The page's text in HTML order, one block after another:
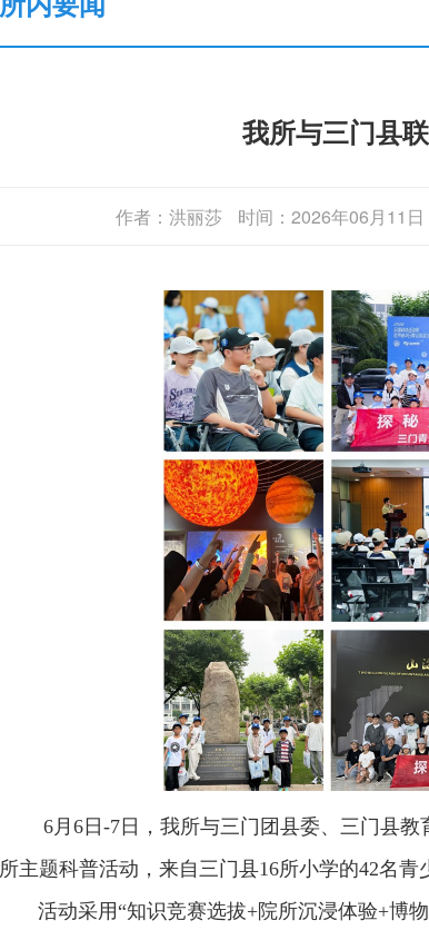
我所与三门县
作者：洪丽莎 时间：2026年06月11日
6 月6日-7日，我所与三门团县委、三门县
所主题科普活动，来自三门县16所小学的42名
活动采用“知识竞赛选拔+院所沉浸体验+博物